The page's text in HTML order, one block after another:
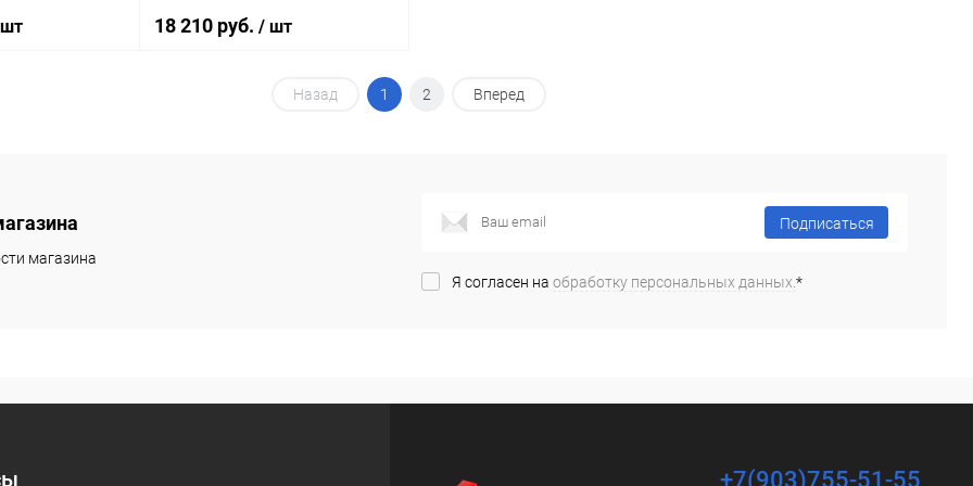
18 210 руб. / шт
Назад 1 2 Вперед
магазина
Подписаться
Я согласен на обработку персональных данных. *
+7(903)755-51-55